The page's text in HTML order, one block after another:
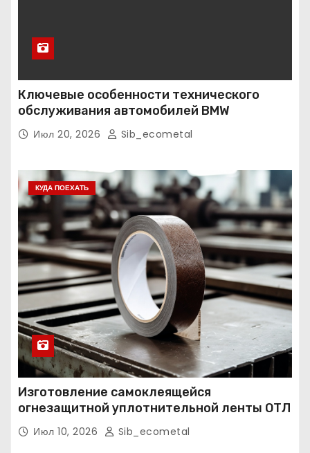
Ключевые особенности технического
обслуживания автомобилей BMW
Июл 20, 2026 Sib_ecometal
КУДА ПОЕХАТЬ
Изготовление самоклеящейся
огнезащитной уплотнительной ленты ОТЛ
Июл 10, 2026 Sib_ecometal